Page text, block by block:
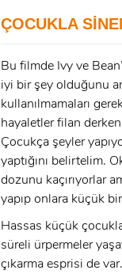
E-Posta:
Şifre:
Beni Hatırla
E-Posta:
Şifre:
ÇOCUKLA
Bu filmde Ivy ve
iyi bir şey olduğunu
kullanılmamaları
hayaletler filan
Çocukça şeyler
yaptığını belirtelim.
dozunu kaçırıyorlar
yapıp onlara küçük
Hassas küçük
süreli ürpermeler
çıkarma esprisi de var.